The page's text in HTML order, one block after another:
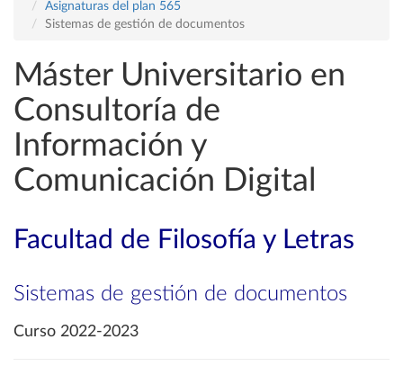
Asignaturas del plan 565
Sistemas de gestión de documentos
Máster Universitario en
Consultoría de
Información y
Comunicación Digital
Facultad de Filosofía y Letras
Sistemas de gestión de documentos
Curso 2022-2023